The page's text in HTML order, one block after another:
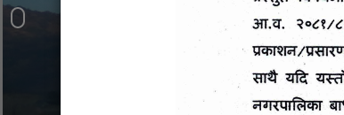
मनास्लु हिमश्रंखला
लमजुङ हिमाल
काउले पानी बाट देखिने मनोरम दृश्य